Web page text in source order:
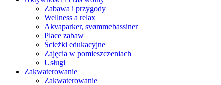
Zabawa i przygody
Wellness a relax
Akvaparker, svømmebassiner
Place zabaw
Ścieżki edukacyjne
Zajęcia w pomieszczeniach
Usługi
Zakwaterowanie
Zakwaterowanie